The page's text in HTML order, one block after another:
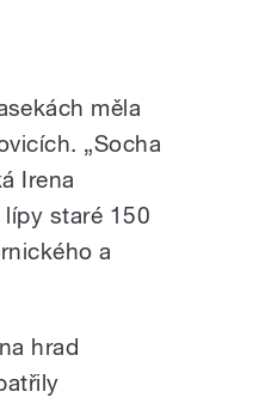
měla
„Socha
Irena
staré 150
a
hrad